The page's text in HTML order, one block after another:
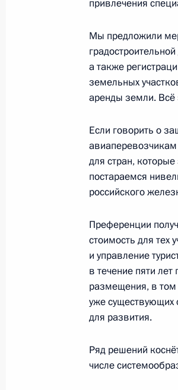
комплекса и
14 марта 2022 года,
В
кредитных
14 марта 2022 года,
на исполнение
и
первой
14 марта 2022 года,
10 марта 2022 года,
привлечения
Мы предложили
а также
земельных
аренды земли. Всё
Если говорить о
авиаперевозчикам
для стран,
постараемся
российского
Преференции
стоимость для тех
и управление
в течение пяти
размещения, в том
уже существующих
для развития.
Ряд решений
числе